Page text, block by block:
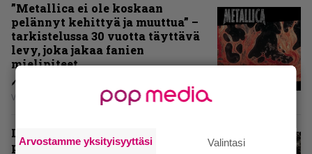
”Metallica ei ole koskaan
pelännyt kehittyä ja muuttua” –
tarkistelussa 30 vuotta täyttävä
levy, joka jakaa fanien
mielipiteet
Vesa Siltanen
Levyarvio: Coronerin
paluualbumi 32 vuotta edellisen
Arvostamme yksityisyyttäsi Valintasi